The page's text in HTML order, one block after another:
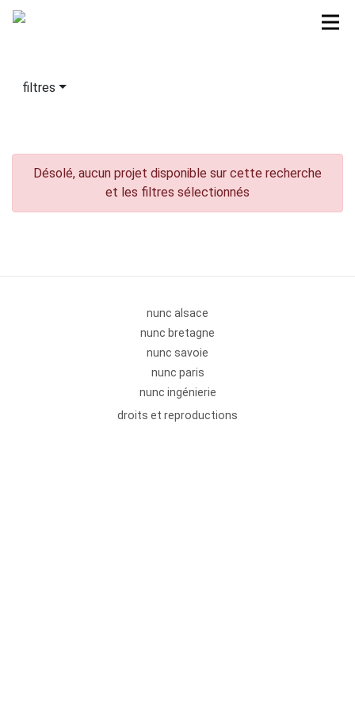
filtres
Désolé, aucun projet disponible sur cette recherche
et les filtres sélectionnés
nunc alsace
nunc bretagne
nunc savoie
nunc paris
nunc ingénierie
droits et reproductions